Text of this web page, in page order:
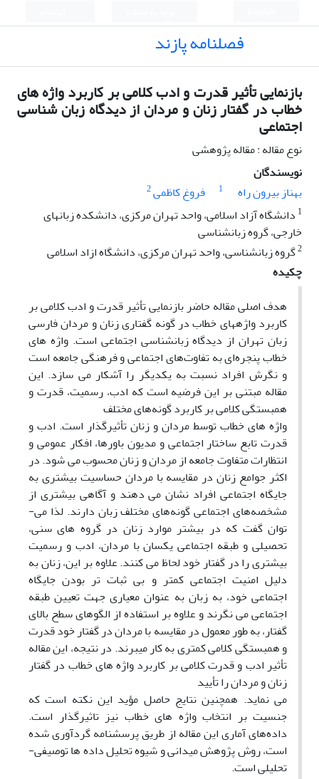
فصلنامه پازند
بازنمایی تأثیر قدرت و ادب کلامی بر کاربرد واژه های
خطاب در گفتار زنان و مردان از دیدگاه زبان شناسی
اجتماعی
نوع مقاله : مقاله پژوهشی
نویسندگان
بهناز بیرون راه
1 فروغ کاظمی2
1 دانشگاه آزاد اسلامی، واحد تهران مرکزی، دانشکده زبانهای
خارجی، گروه زبانشناسی
2گروه زبانشناسی، واحد تهران مرکزی، دانشگاه ازاد اسلامی
چکیده
هدف اصلی مقاله حاضر بازنمایی تأثیر قدرت و ادب کلامی بر
کاربرد واژه­های خطاب در گونه گفتاری زنان و مردان فارسی
زبان تهران از دیدگاه زبان­شناسی اجتماعی است. واژه­ های
خطاب پنجره‌ای به تفاوت‌های اجتماعی و فرهنگی جامعه است
و نگرش افراد نسبت به یکدیگر را آشکار می­ سازد. این
مقاله مبتنی بر این فرضیه است که ادب، رسمیت، قدرت و
همبستگی کلامی بر کاربرد گونه‌های مختلف
واژه­ های خطاب توسط مردان و زنان تأثیرگذار است. ادب و
قدرت تابع ساختار اجتماعی و مدیون باورها، افکار عمومی و
انتظارات متفاوت جامعه از مردان و زنان محسوب می­ شود. در
اکثر جوامع زنان در مقایسه با مردان حساسیت بیشتری به
جایگاه اجتماعی افراد نشان می­ دهند و آگاهی بیشتری از
مشخصه‌های اجتماعی گونه‌های مختلف زبان دارند. لذا می­
توان گفت که در بیشتر موارد زنان در گروه­ های سنی،
تحصیلی و طبقه اجتماعی یکسان با مردان، ادب و رسمیت
بیشتری را در گفتار خود لحاظ می­ کنند. علاوه بر این، زنان به
دلیل امنیت اجتماعی کمتر و بی­ ثبات ­تر بودن جایگاه
اجتماعی­ خود، به زبان به عنوان معیاری جهت تعیین طبقه
اجتماعی می ­نگرند و علاوه بر استفاده از الگوهای سطح بالای
گفتار، به­ طور معمول در مقایسه با مردان در گفتار خود قدرت
و همبستگی کلامی کمتری به کار می­برند. در نتیجه، این مقاله
تأثیر ادب و قدرت کلامی بر کاربرد واژه­ های خطاب در گفتار
زنان و مردان را تأیید
می­ نماید. همچنین نتایج حاصل مؤید این نکته است که
جنسیت بر انتخاب واژه­ های خطاب نیز تاثیرگذار است.
داده‌های آماری این مقاله از طریق پرسشنامه گردآوری شده
است، روش پژوهش میدانی و شیوه تحلیل داده ها توصیفی-
تحلیلی است.